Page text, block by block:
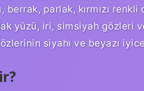
berrak, parlak, kırmızı
yüzü, iri, simsiyah gözleri
siyahı ve beyazı iyice